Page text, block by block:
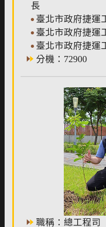
長
臺北市政府捷運
臺北市政府捷運
臺北市政府捷運
分機：72900
職稱：總工程司